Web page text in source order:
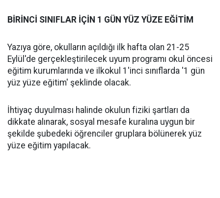
BİRİNCİ SINIFLAR İÇİN 1 GÜN YÜZ YÜZE EĞİTİM
Yazıya göre, okulların açıldığı ilk hafta olan 21-25
Eylül'de gerçekleştirilecek uyum programı okul öncesi
eğitim kurumlarında ve ilkokul 1'inci sınıflarda '1 gün
yüz yüze eğitim' şeklinde olacak.
İhtiyaç duyulması halinde okulun fiziki şartları da
dikkate alınarak, sosyal mesafe kuralına uygun bir
şekilde şubedeki öğrenciler gruplara bölünerek yüz
yüze eğitim yapılacak.